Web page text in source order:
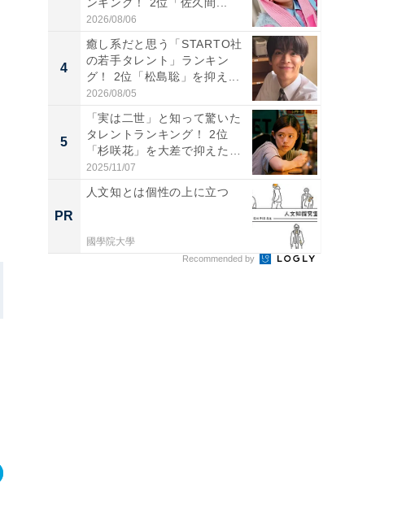
ンキング！ 2位「佐久間...
2026/08/06
4
癒し系だと思う「STARTO社
の若手タレント」ランキン
グ！ 2位「松島聡」を抑え...
2026/08/05
5
「実は二世」と知って驚いた
タレントランキング！ 2位
「杉咲花」を大差で抑えた1
位...
2025/11/07
PR
人文知とは個性の上に立つ
國學院大學
Recommended by